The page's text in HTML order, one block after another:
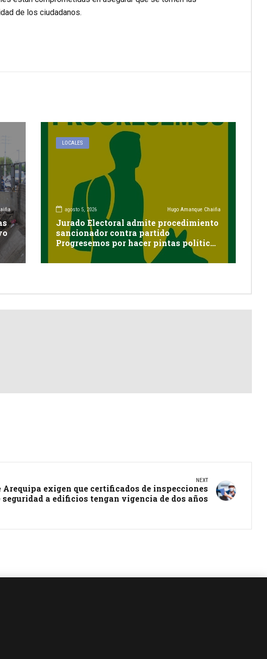
de los ciudadanos.
LOCALES
agosto 5, 2026 Hugo Amanque Chaiña
Jurado Electoral admite procedimiento
sancionador contra partido
Progresemos por hacer pintas políticas
sin autorización en Cayma
NEXT
Arequipa exigen que certificados de inspecciones
seguridad a edificios tengan vigencia de dos años